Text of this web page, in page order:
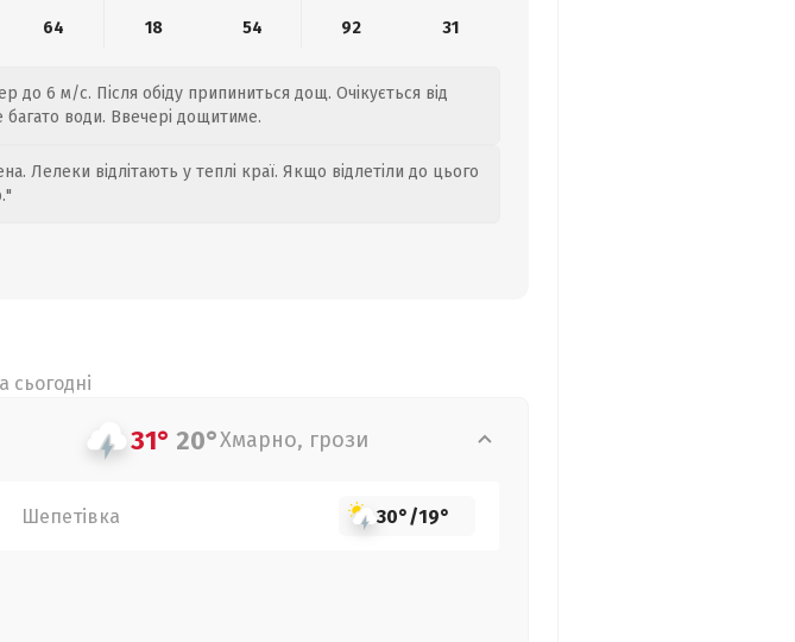
64 18 54 92 31
до 6 м/с. Після обіду припиниться дощ. Очікується від
багато води. Ввечері дощитиме.
Лелеки відлітають у теплі краї. Якщо відлетіли до цього
сьогодні
31° 20°Хмарно, грози
Шепетівка 30°/19°